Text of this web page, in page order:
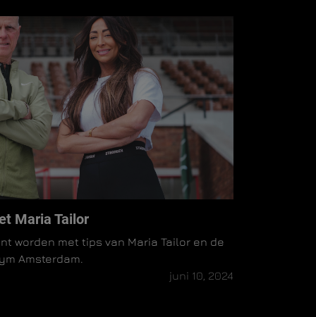
Maria Tailor
worden met tips van Maria Tailor en de
Amsterdam.
juni 10, 2024